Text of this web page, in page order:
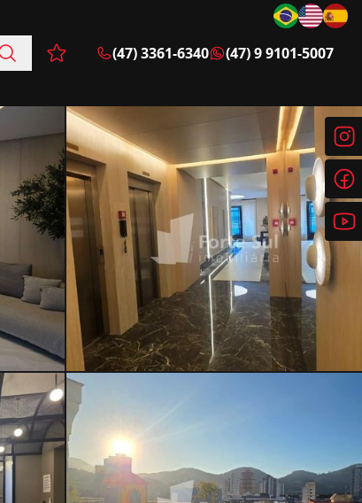
Favoritos (0 itens)
(47) 3361-6340 (47) 9 9101-5007